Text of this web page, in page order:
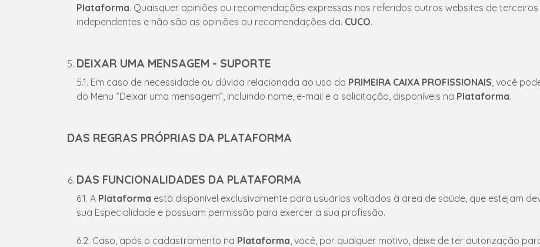
Plataforma. Quaisquer opiniões ou recomendações expressas nos referidos outros websites de
independentes e não são as opiniões ou recomendações da. CUCO.
DEIXAR UMA MENSAGEM - SUPORTE
5.1. Em caso de necessidade ou dúvida relacionada ao uso da PRIMEIRA CAIXA PROFISSIONAIS, você
do Menu “Deixar uma mensagem”, incluindo nome, e-mail e a solicitação, disponíveis na Plataforma.
DAS REGRAS PRÓPRIAS DA PLATAFORMA
DAS FUNCIONALIDADES DA PLATAFORMA
6.1. A Plataforma está disponível exclusivamente para usuários voltados à área de saúde, que estejam
sua Especialidade e possuam permissão para exercer a sua profissão.
6.2. Caso, após o cadastramento na Plataforma, você, por qualquer motivo, deixe de ter autorização